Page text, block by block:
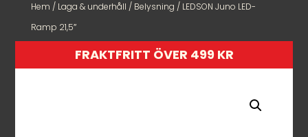
Hem / Laga & underhåll / Belysning / LEDSON Juno LED-
Ramp 21,5″
FRAKTFRITT ÖVER 499 KR